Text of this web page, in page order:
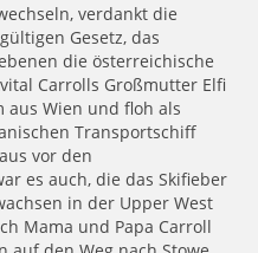
verdankt die
Gesetz, das
die österreichische
Carrolls Großmutter Elfi
aus Wien und floh als
Transportschiff
vor den
es auch, die das Skifieber
in der Upper West
Mama und Papa Carroll